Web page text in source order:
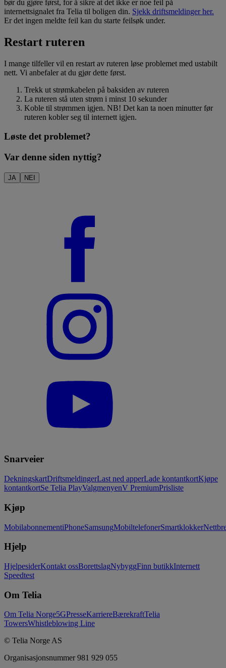
bør du gjøre først, for å sikre at det ikke er noe feil på
internettsignalet fra Telia til boligen din. Sjekk driftsmeldinger her.
Er det ingen meldte feil kan du starte feilsøk under.
Restart ruteren
I mange tilfeller vil en restart av ruteren løse problemet med ustabilt
nett. Vi anbefaler at du gjør dette først.
Trekk ut strømkabelen på baksiden av ruteren
La ruteren stå uten strøm i minst 10 sekunder
Koble til strømmen igjen. NB! Det kan ta noen minutter før
ruteren kobler seg til internett igjen.
Løste det problemet?
Var denne siden nyttig?
JA NEI
Snarveier
DekningskartDriftsmeldingerLast ned apperLade kontantkortKjøpe
kontantkortSe Telia PlayValgmenyenV PremiumPrisliste
Kjøp
MobilabonnementiPhoneSamsungMobiltelefonerSmartklokker
Hjelp
HjelpesiderKontakt ossBorettslagNybyggFinn butikkInternett
Speedtest
Om Telia
Om Telia Norge5GPresseKarriereBærekraftTelia
TowersWhistleblowing Line
© Telia Norge AS
Organisasjonsnummer 981 929 055